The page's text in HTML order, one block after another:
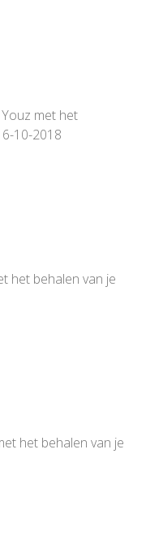
met het
10-2018
het behalen van je
het behalen van je